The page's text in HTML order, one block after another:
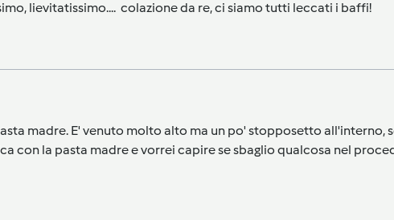
lievitatissimo.... colazione da re, ci siamo tutti leccati i baffi!
madre. E' venuto molto alto ma un po' stopposetto all'interno,
con la pasta madre e vorrei capire se sbaglio qualcosa nel